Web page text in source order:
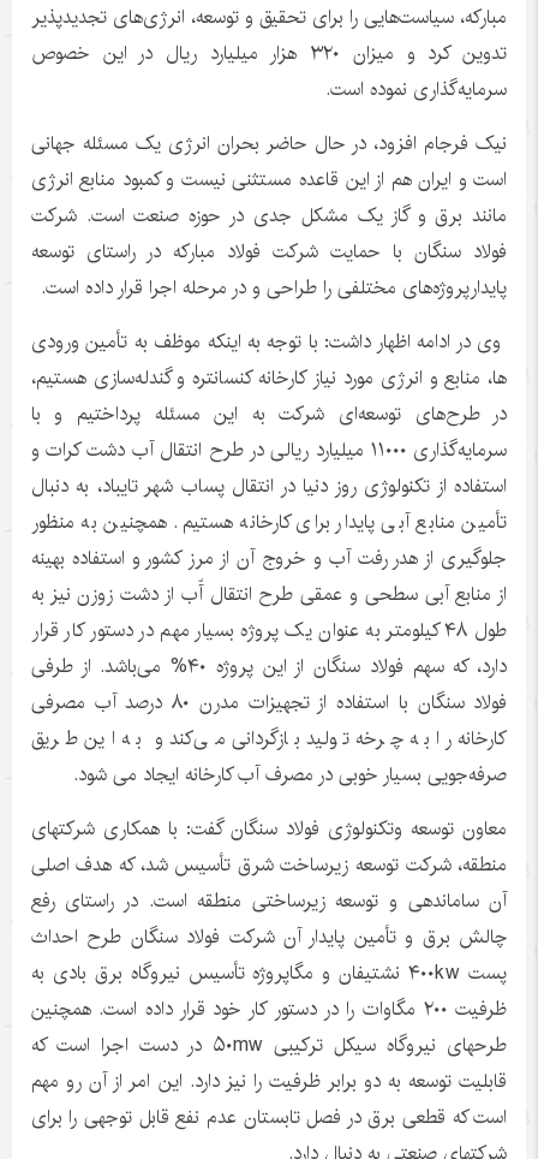
مبارکه، سیاست‌هایی را برای تحقیق و توسعه، انرژی‌های تجدیدپذیر
تدوین کرد و میزان ۳۲۰ هزار میلیارد ریال در این خصوص
سرمایه‌گذاری نموده است.
نیک فرجام افزود، در حال حاضر بحران انرژی یک مسئله جهانی
است و ایران هم از این قاعده مستثنی نیست و کمبود منابع انرژی
مانند برق و گاز یک مشکل جدی در حوزه صنعت است. شرکت
فولاد سنگان با حمایت شرکت فولاد مبارکه در راستای توسعه
پایدارپروژه‌های مختلفی را طراحی و در مرحله اجرا قرار داده است.
وی در ادامه اظهار داشت: با توجه به اینکه موظف به تأمین ورودی
ها، منابع و انرژی مورد نیاز کارخانه کنسانتره و گندله‌سازی هستیم،
در طرح‌های توسعه‌ای شرکت به این مسئله پرداختیم و با
سرمایه‌گذاری ۱۱۰۰۰ میلیارد ریالی در طرح انتقال آب دشت کرات و
استفاده از تکنولوژی روز دنیا در انتقال پساب شهر تایباد، به دنبال
تأمین منابع آبی پایدار برای کارخانه هستیم. همچنین به منظور
جلوگیری از هدر رفت آب و خروج آن از مرز کشور و استفاده بهینه
از منابع آبی سطحی و عمقی طرح انتقال آّب از دشت زوزن نیز به
طول ۴۸ کیلومتر به عنوان یک پروژه بسیار مهم در دستور کار قرار
دارد، که سهم فولاد سنگان از این پروژه ۴۰% می‌باشد. از طرفی
فولاد سنگان با استفاده از تجهیزات مدرن ۸۰ درصد آب مصرفی
کارخانه را به چرخه تولید بازگردانی می‌کند و به این طریق
صرفه‌جویی بسیار خوبی در مصرف آب کارخانه ایجاد می شود.
معاون توسعه وتکنولوژی فولاد سنگان گفت: با همکاری شرکتهای
منطقه، شرکت توسعه زیرساخت شرق تأسیس شد، که هدف اصلی
آن ساماندهی و توسعه زیرساختی منطقه است. در راستای رفع
چالش برق و تأمین پایدار آن شرکت فولاد سنگان طرح احداث
پست ۴۰۰kw نشتیفان و مگاپروژه تأسیس نیروگاه برق بادی به
ظرفیت ۲۰۰ مگاوات را در دستور کار خود قرار داده است. همچنین
طرحهای نیروگاه سیکل ترکیبی ۵۰mw در دست اجرا است که
قابلیت توسعه به دو برابر ظرفیت را نیز دارد. این امر از آن رو مهم
است که قطعی برق در فصل تابستان عدم نفع قابل توجهی را برای